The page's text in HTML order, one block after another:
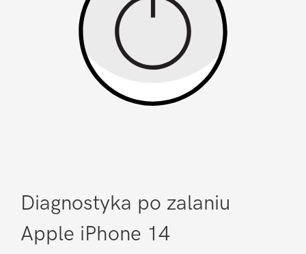
Diagnostyka po zalaniu
Apple iPhone 14